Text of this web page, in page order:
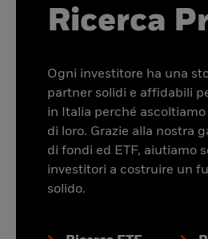
Ricerca
Ogni investitore ha una
partner solidi e affidabili
in Italia perché
di loro. Grazie alla nostra
di fondi ed ETF, aiutiamo
investitori a costruire un
solido.